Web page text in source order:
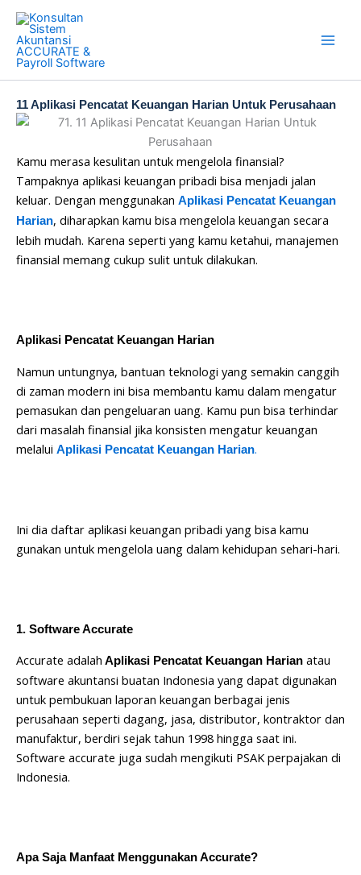
Skip
content
11 Aplikasi Pencatat Keuangan Harian Untuk Perusahaan
Kamu merasa kesulitan untuk mengelola finansial?
Tampaknya aplikasi keuangan pribadi bisa menjadi jalan
keluar. Dengan menggunakan Aplikasi Pencatat Keuangan
Harian, diharapkan kamu bisa mengelola keuangan secara
lebih mudah. Karena seperti yang kamu ketahui, manajemen
finansial memang cukup sulit untuk dilakukan.
Aplikasi Pencatat Keuangan Harian
Namun untungnya, bantuan teknologi yang semakin canggih
di zaman modern ini bisa membantu kamu dalam mengatur
pemasukan dan pengeluaran uang. Kamu pun bisa terhindar
dari masalah finansial jika konsisten mengatur keuangan
melalui Aplikasi Pencatat Keuangan Harian.
Ini dia daftar aplikasi keuangan pribadi yang bisa kamu
gunakan untuk mengelola uang dalam kehidupan sehari-hari.
1. Software Accurate
Accurate adalah Aplikasi Pencatat Keuangan Harian atau
software akuntansi buatan Indonesia yang dapat digunakan
untuk pembukuan laporan keuangan berbagai jenis
perusahaan seperti dagang, jasa, distributor, kontraktor dan
manufaktur, berdiri sejak tahun 1998 hingga saat ini.
Software accurate juga sudah mengikuti PSAK perpajakan di
Indonesia.
Apa Saja Manfaat Menggunakan Accurate?